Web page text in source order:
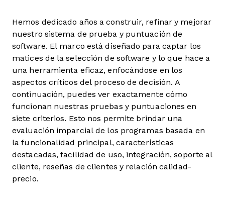
Hemos dedicado años a construir, refinar y mejorar
nuestro sistema de prueba y puntuación de
software. El marco está diseñado para captar los
matices de la selección de software y lo que hace a
una herramienta eficaz, enfocándose en los
aspectos críticos del proceso de decisión. A
continuación, puedes ver exactamente cómo
funcionan nuestras pruebas y puntuaciones en
siete criterios. Esto nos permite brindar una
evaluación imparcial de los programas basada en
la funcionalidad principal, características
destacadas, facilidad de uso, integración, soporte al
cliente, reseñas de clientes y relación calidad-
precio.